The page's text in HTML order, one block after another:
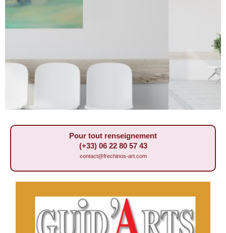
Pour tout renseignement
(+33) 06 22 80 57 43
contact@frechinos-art.com